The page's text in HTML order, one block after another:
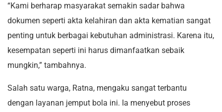
“Kami berharap masyarakat semakin sadar bahwa
dokumen seperti akta kelahiran dan akta kematian sangat
penting untuk berbagai kebutuhan administrasi. Karena itu,
kesempatan seperti ini harus dimanfaatkan sebaik
mungkin,” tambahnya.
Salah satu warga, Ratna, mengaku sangat terbantu
dengan layanan jemput bola ini. Ia menyebut proses